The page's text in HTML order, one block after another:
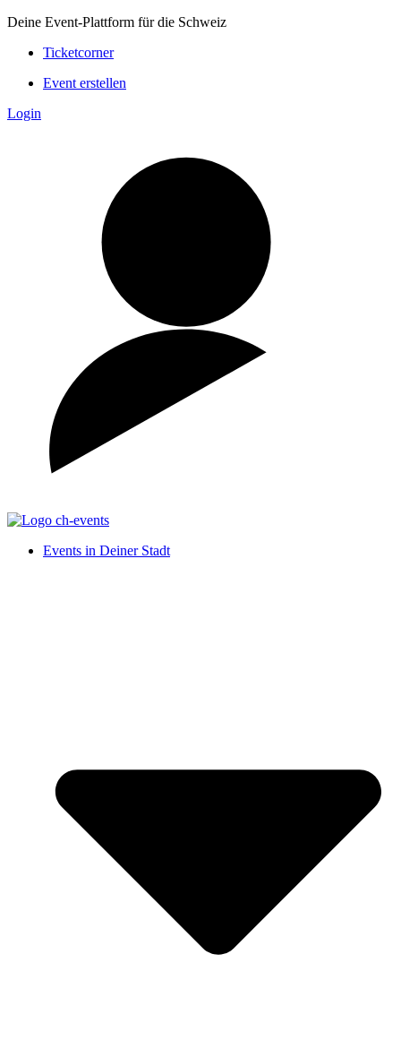
Deine Event-Plattform für die Schweiz
Ticketcorner
Event erstellen
Login
Events in Deiner Stadt